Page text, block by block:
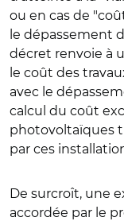
ou en cas de
le dépassement
décret renvoie à
le coût des
avec le
calcul du coût
photovoltaïques
par ces
De surcroît, une
accordée par le